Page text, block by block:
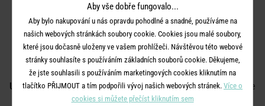
konzervant E202, E260, cibulový prášek, česnekový prášek,
chipotle prášek, chilli prášek, pomerančová kůra, barvivo E150a
Po otevření skladujte na chladném a suchém místě a
spotřebujte do 14 dnů. Kvalitu si výrobek uchová až do data
uvedeného na obalu.
Upozornění:Chilli papričky mohou způsobit podráždění. Vyhněte
se kontaktu s očima a po manipulaci s omáčkou si důkladně
Aby vše dobře fungovalo...
Aby bylo nakupování u nás opravdu pohodlné a snadné, používáme na
našich webových stránkách soubory cookie. Cookies jsou malé soubory,
které jsou dočasně uloženy ve vašem prohlížeči. Návštěvou této webové
stránky souhlasíte s používáním základních souborů cookie. Děkujeme,
že jste souhlasili s používáním marketingových cookies kliknutím na
tlačítko PŘIJMOUT a tím podpořili vývoj našich webových stránek. Více o
cookies si můžete přečíst kliknutím sem